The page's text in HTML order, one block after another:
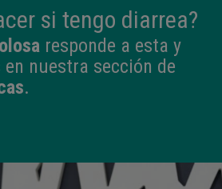
si tengo diarrea?
responde a esta y
nuestra sección de
.